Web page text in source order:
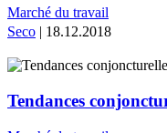
Marché du travail
Seco | 18.12.2018
Tendances